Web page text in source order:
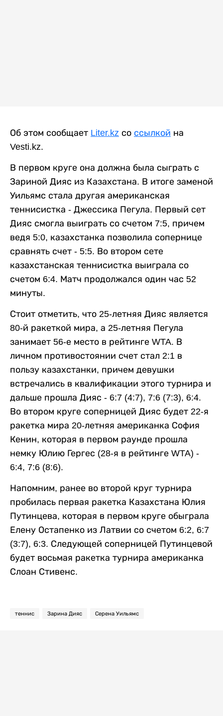
Об этом сообщает Liter.kz со ссылкой на
Vesti.kz.
В первом круге она должна была сыграть с
Зариной Дияс из Казахстана. В итоге заменой
Уильямс стала другая американская
теннисистка - Джессика Пегула. Первый сет
Дияс смогла выиграть со счетом 7:5, причем
ведя 5:0, казахстанка позволила сопернице
сравнять счет - 5:5. Во втором сете
казахстанская теннисистка выиграла со
счетом 6:4. Матч продолжался один час 52
минуты.
Стоит отметить, что 25-летняя Дияс является
80-й ракеткой мира, а 25-летняя Пегула
занимает 56-е место в рейтинге WTA. В
личном противостоянии счет стал 2:1 в
пользу казахстанки, причем девушки
встречались в квалификации этого турнира и
дальше прошла Дияс - 6:7 (4:7), 7:6 (7:3), 6:4.
Во втором круге соперницей Дияс будет 22-я
ракетка мира 20-летняя американка София
Кенин, которая в первом раунде прошла
немку Юлию Гергес (28-я в рейтинге WTA) -
6:4, 7:6 (8:6).
Напомним, ранее во второй круг турнира
пробилась первая ракетка Казахстана Юлия
Путинцева, которая в первом круге обыграла
Елену Остапенко из Латвии со счетом 6:2, 6:7
(3:7), 6:3. Следующей соперницей Путинцевой
будет восьмая ракетка турнира американка
Слоан Стивенс.
теннис Зарина Дияс Серена Уильямс